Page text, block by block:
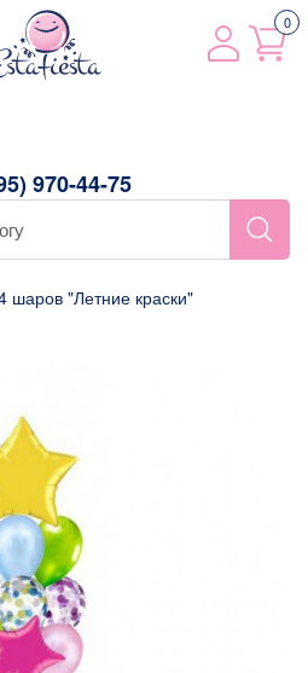
970-44-75
0
шаров "Летние краски"